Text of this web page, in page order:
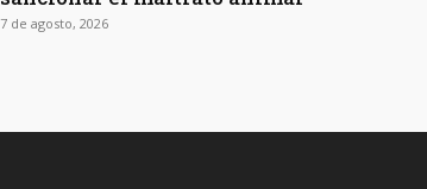
7 de agosto, 2026